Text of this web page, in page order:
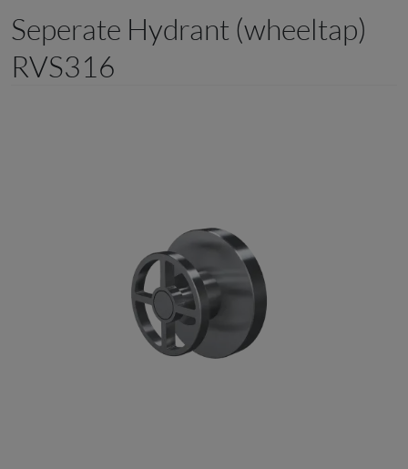
Seperate Hydrant (wheeltap)
RVS316